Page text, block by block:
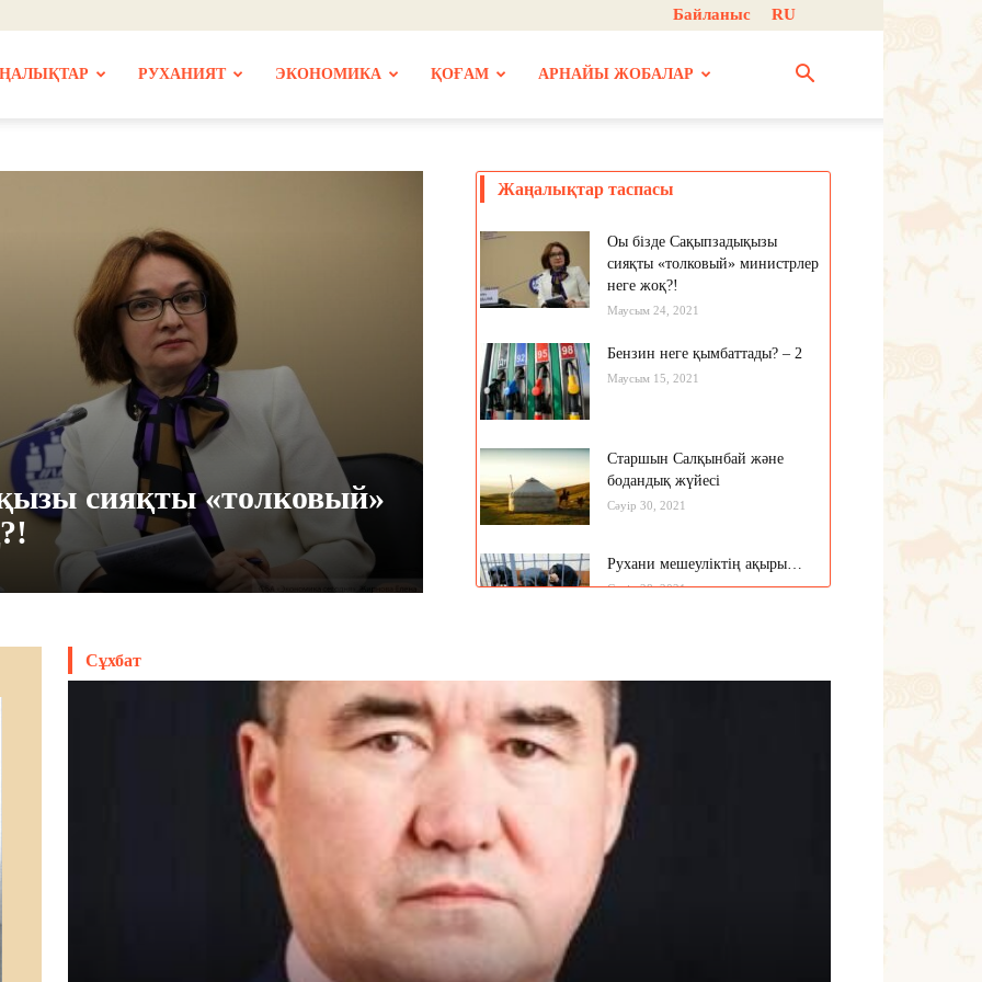
Байланыс RU
РУХАНИЯТ ЭКОНОМИКА ҚОҒАМ АРНАЙЫ ЖОБАЛАР
сияқты «толковый»
Бензин неге қымбаттады? – 2
Маусым 15, 2021
Жаңалықтар таспасы
Оы бізде Сақыпзадықызы
сияқты «толковый» министрлер
неге жоқ?!
Маусым 24, 2021
Бензин неге қымбаттады? – 2
Маусым 15, 2021
Старшын Салқынбай және
бодандық жүйесі
Сәуір 30, 2021
Рухани мешеуліктің ақыры…
Сәуір 28, 2021
қандай?..
«Қысқасы, ауылды бұлайша
көтере алмаймыз!»
Сәуір 16, 2021
Сұхбат